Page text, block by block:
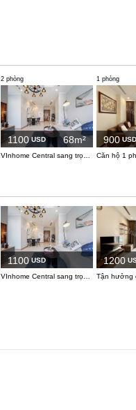
2 phòng
1100USD 68m²
1 phòng
900 USD
1100USD 1200